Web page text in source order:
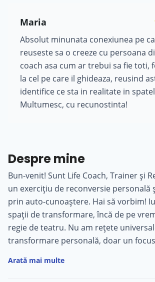
Maria
Absolut minunata conexiunea pe
reuseste sa o creeze cu persoana
coach asa cum ar trebui sa fie toti,
la cel pe care il ghideaza, reusind
identifice ce sta in realitate in
Multumesc, cu recunostinta!
Despre mine
Bun-venit! Sunt Life Coach, Trainer și
un exercițiu de reconversie personală
prin auto-cunoaștere. Hai să vorbim! Iubesc să creez
spații de transformare, încă de pe
regie de teatru. Nu am rețete
transformare personală, doar un
pe întregul potențial nemanifestat încă. Prin
Arată mai multe